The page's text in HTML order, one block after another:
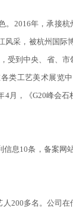
2016年，承接
采，被杭州国际
受到中央、省、
类工艺美术展览
4月，《G20峰会
息10条，备案网
200多名。公司